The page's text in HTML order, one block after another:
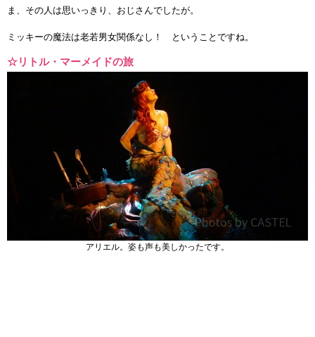
ま、その人は思いっきり、おじさんでしたが。
ミッキーの魔法は老若男女関係なし！ ということですね。
☆リトル・マーメイドの旅
アリエル。姿も声も美しかったです。